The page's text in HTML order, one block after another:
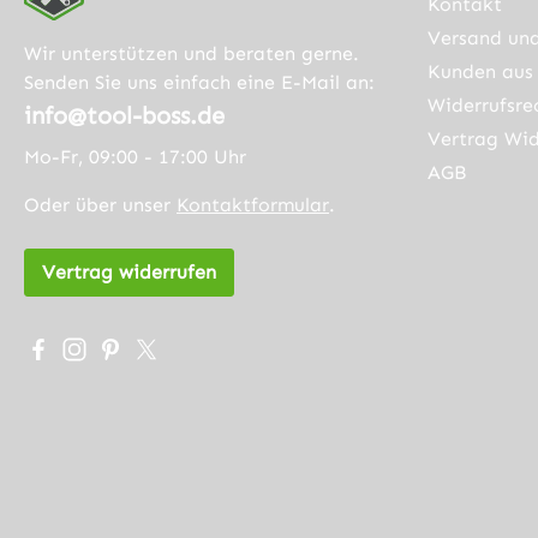
Wir unterstützen und beraten gerne.
Senden Sie uns einfach eine E-Mail an:
info@tool-boss.de
Mo-Fr, 09:00 - 17:00 Uhr
Oder über unser Kontaktformular.
Vertrag widerrufen
Besuche uns auf Facebook – öffnet in neuem Tab
Schau auf Instagram vorbei – öffnet in neuem Tab
Lass dich auf Pinterest inspirieren – öffnet in
Folge uns auf X – öffnet in neuem Tab
Versand
Kunden
Vertrag
AGB